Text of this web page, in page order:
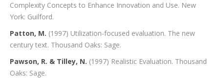
Complexity Concepts to Enhance Innovation and Use. New
York: Guilford.
Patton, M. (1997) Utilization-focused evaluation. The new
century text. Thousand Oaks: Sage.
Pawson, R. & Tilley, N. (1997) Realistic Evaluation. Thousand
Oaks: Sage.